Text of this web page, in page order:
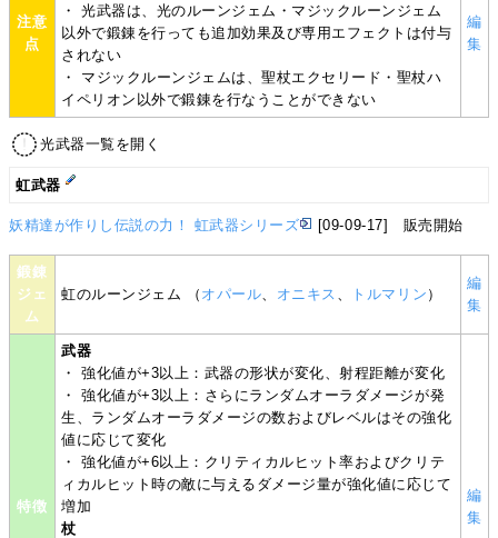
注意
点
・ 光武器は、光のルーンジェム・マジックルーンジェム
以外で鍛錬を行っても追加効果及び専用エフェクトは付与
されない
・ マジックルーンジェムは、聖杖エクセリード・聖杖ハ
イペリオン以外で鍛錬を行なうことができない
編
集
光武器一覧を開く
虹武器
妖精達が作りし伝説の力！ 虹武器シリーズ [09-09-17] 販売開始
鍛錬
ジェ
ム
虹のルーンジェム （ オパール オニキス トルマリン ）
編
集
特徴
武器
・ 強化値が+3以上：武器の形状が変化、射程距離が変化
・ 強化値が+3以上：さらにランダムオーラダメージが発
生、ランダムオーラダメージの数およびレベルはその強化
値に応じて変化
・ 強化値が+6以上：クリティカルヒット率およびクリテ
ィカルヒット時の敵に与えるダメージ量が強化値に応じて
増加
杖
編
集